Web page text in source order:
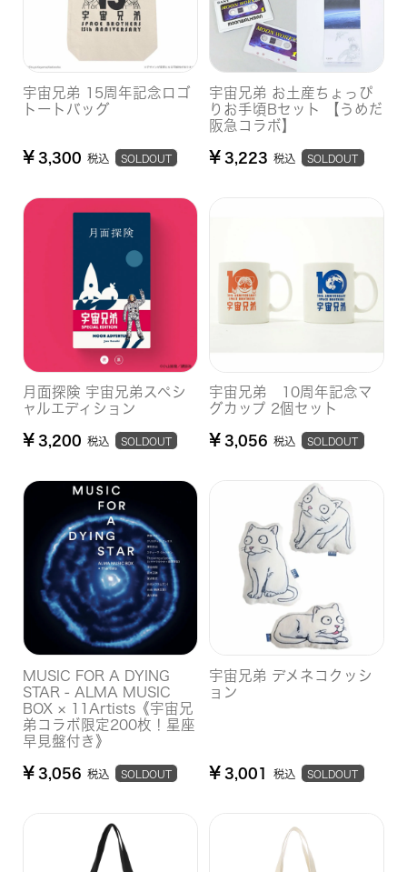
宇宙兄弟 15周年記念ロゴ
トートバッグ
¥ 3,300 税込 SOLDOUT
宇宙兄弟 お土産ちょっぴ
りお手頃Bセット 【うめだ
阪急コラボ】
¥ 3,223 税込 SOLDOUT
月面探険 宇宙兄弟スペシ
ャルエディション
¥ 3,200 税込 SOLDOUT
宇宙兄弟 10周年記念マ
グカップ 2個セット
¥ 3,056 税込 SOLDOUT
MUSIC FOR A DYING
STAR - ALMA MUSIC
BOX × 11Artists《宇宙兄
弟コラボ限定200枚！星座
早見盤付き》
¥ 3,056 税込 SOLDOUT
宇宙兄弟 デメネコクッシ
ョン
¥ 3,001 税込 SOLDOUT